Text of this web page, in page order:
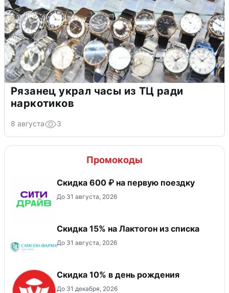
Рязанец украл часы из ТЦ ради
наркотиков
8 августа 3
Промокоды
Скидка 600 ₽ на первую поездку
До 31 августа, 2026
Скидка 15% на Лактогон из списка
До 31 августа, 2026
Скидка 10% в день рождения
До 31 декабря, 2026